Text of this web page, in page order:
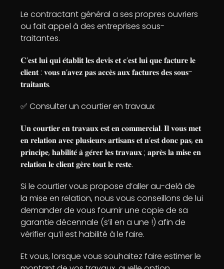
Le contractant général a ses propres ouvriers
ou fait appel à des entreprises sous-
traitantes.
𝐂’𝐞𝐬𝐭 𝐥𝐮𝐢 𝐪𝐮𝐢 𝐞́𝐭𝐚𝐛𝐥𝐢𝐭 𝐥𝐞𝐬 𝐝𝐞𝐯𝐢𝐬 𝐞𝐭 𝐜’𝐞𝐬𝐭 𝐥𝐮𝐢 𝐪𝐮𝐞 𝐟𝐚𝐜𝐭𝐮𝐫𝐞 𝐥𝐞
𝐜𝐥𝐢𝐞𝐧𝐭 : 𝐯𝐨𝐮𝐬 𝐧’𝐚𝐯𝐞𝐳 𝐩𝐚𝐬 𝐚𝐜𝐜𝐞̀𝐬 𝐚𝐮𝐱 𝐟𝐚𝐜𝐭𝐮𝐫𝐞𝐬 𝐝𝐞𝐬 𝐬𝐨𝐮𝐬-
𝐭𝐫𝐚𝐢𝐭𝐚𝐧𝐭𝐬.
✅ Consulter un courtier en travaux
𝐔𝐧 𝐜𝐨𝐮𝐫𝐭𝐢𝐞𝐫 𝐞𝐧 𝐭𝐫𝐚𝐯𝐚𝐮𝐱 𝐞𝐬𝐭 𝐞𝐧 𝐜𝐨𝐦𝐦𝐞𝐫𝐜𝐢𝐚𝐥. 𝐈𝐥 𝐯𝐨𝐮𝐬 𝐦𝐞𝐭
𝐞𝐧 𝐫𝐞𝐥𝐚𝐭𝐢𝐨𝐧 𝐚𝐯𝐞𝐜 𝐩𝐥𝐮𝐬𝐢𝐞𝐮𝐫𝐬 𝐚𝐫𝐭𝐢𝐬𝐚𝐧𝐬 𝐞𝐭 𝐧’𝐞𝐬𝐭 𝐝𝐨𝐧𝐜 𝐩𝐚𝐬, 𝐞𝐧
𝐩𝐫𝐢𝐧𝐜𝐢𝐩𝐞, 𝐡𝐚𝐛𝐢𝐥𝐢𝐭𝐞́ 𝐚̀ 𝐠𝐞́𝐫𝐞𝐫 𝐥𝐞𝐬 𝐭𝐫𝐚𝐯𝐚𝐮𝐱 ; 𝐚𝐩𝐫𝐞̀𝐬 𝐥𝐚 𝐦𝐢𝐬𝐞 𝐞𝐧
𝐫𝐞𝐥𝐚𝐭𝐢𝐨𝐧 𝐥𝐞 𝐜𝐥𝐢𝐞𝐧𝐭 𝐠𝐞̀𝐫𝐞 𝐭𝐨𝐮𝐭 𝐥𝐞 𝐫𝐞𝐬𝐭𝐞.
Si le courtier vous propose d’aller au-delà de
la mise en relation, nous vous conseillons de lui
demander de vous fournir une copie de sa
garantie décennale (s’il en a une !) afin de
vérifier qu’il est habilité à le faire.
Et vous, lorsque vous souhaitez faire estimer le